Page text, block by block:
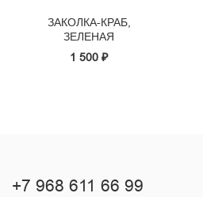
ЗАКОЛКА-КРАБ,
ЗЕЛЕНАЯ
1 500 ₽
+7 968 611 66 99